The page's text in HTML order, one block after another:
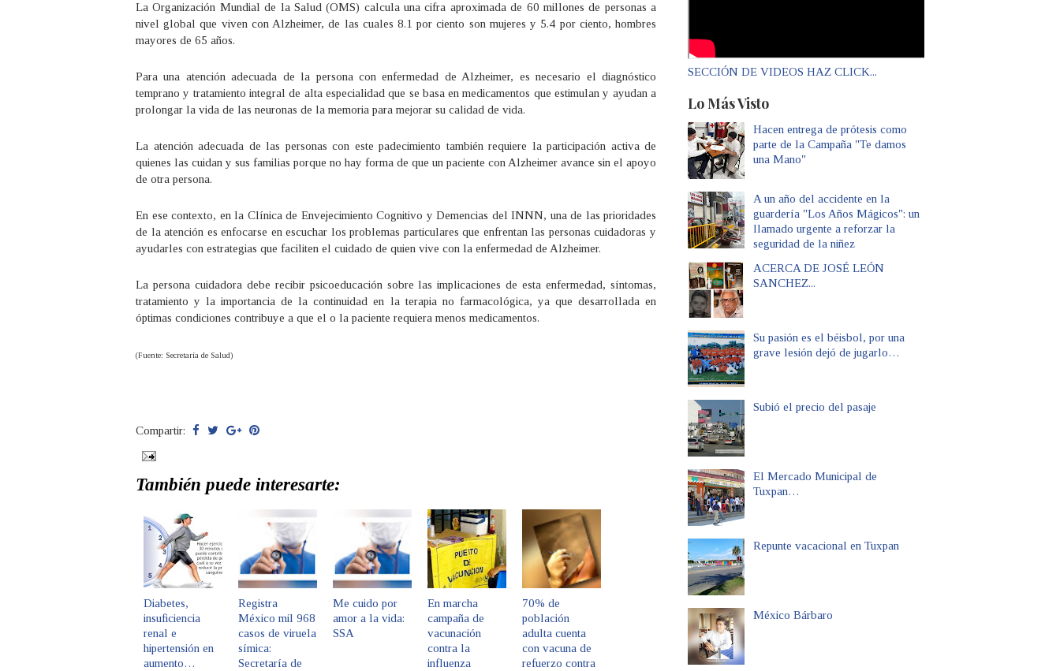
La Organización Mundial de la Salud (OMS) calcula una cifra aproximada de 60 millones de personas a
nivel global que viven con Alzheimer, de las cuales 8.1 por ciento son mujeres y 5.4 por ciento, hombres
mayores de 65 años.
Para una atención adecuada de la persona con enfermedad de Alzheimer, es necesario el diagnóstico
temprano y tratamiento integral de alta especialidad que se basa en medicamentos que estimulan y ayudan a
prolongar la vida de las neuronas de la memoria para mejorar su calidad de vida.
La atención adecuada de las personas con este padecimiento también requiere la participación activa de
quienes las cuidan y sus familias porque no hay forma de que un paciente con Alzheimer avance sin el apoyo
de otra persona.
En ese contexto, en la Clínica de Envejecimiento Cognitivo y Demencias del INNN, una de las prioridades
de la atención es enfocarse en escuchar los problemas particulares que enfrentan las personas cuidadoras y
ayudarles con estrategias que faciliten el cuidado de quien vive con la enfermedad de Alzheimer.
La persona cuidadora debe recibir psicoeducación sobre las implicaciones de esta enfermedad, síntomas,
tratamiento y la importancia de la continuidad en la terapia no farmacológica, ya que desarrollada en
óptimas condiciones contribuye a que el o la paciente requiera menos medicamentos.
(Fuente: Secretaría de Salud)
Compartir:
También puede interesarte:
Diabetes,
insuficiencia
renal e
hipertensión en
aumento…
Registra
México mil 968
casos de viruela
símica:
Secretaría de
Me cuido por
amor a la vida:
SSA
En marcha
campaña de
vacunación
contra la
influenza
70% de
población
adulta cuenta
con vacuna de
refuerzo contra
SECCIÓN DE VIDEOS HAZ CLICK...
Lo Más Visto
Hacen entrega de prótesis como
parte de la Campaña "Te damos
una Mano"
A un año del accidente en la
guardería "Los Años Mágicos": un
llamado urgente a reforzar la
seguridad de la niñez
ACERCA DE JOSÉ LEÓN
SANCHEZ...
Su pasión es el béisbol, por una
grave lesión dejó de jugarlo…
Subió el precio del pasaje
El Mercado Municipal de
Tuxpan…
Repunte vacacional en Tuxpan
México Bárbaro